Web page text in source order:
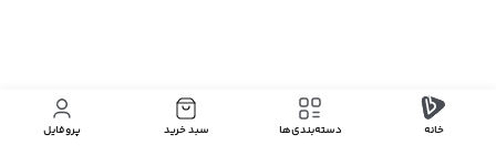
خانه دسته‌بندی‌‌ها سبد خرید پروفایل